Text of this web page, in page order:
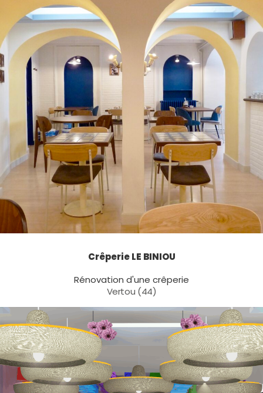
Crêperie LE BINIOU
Rénovation d'une crêperie
Vertou (44)